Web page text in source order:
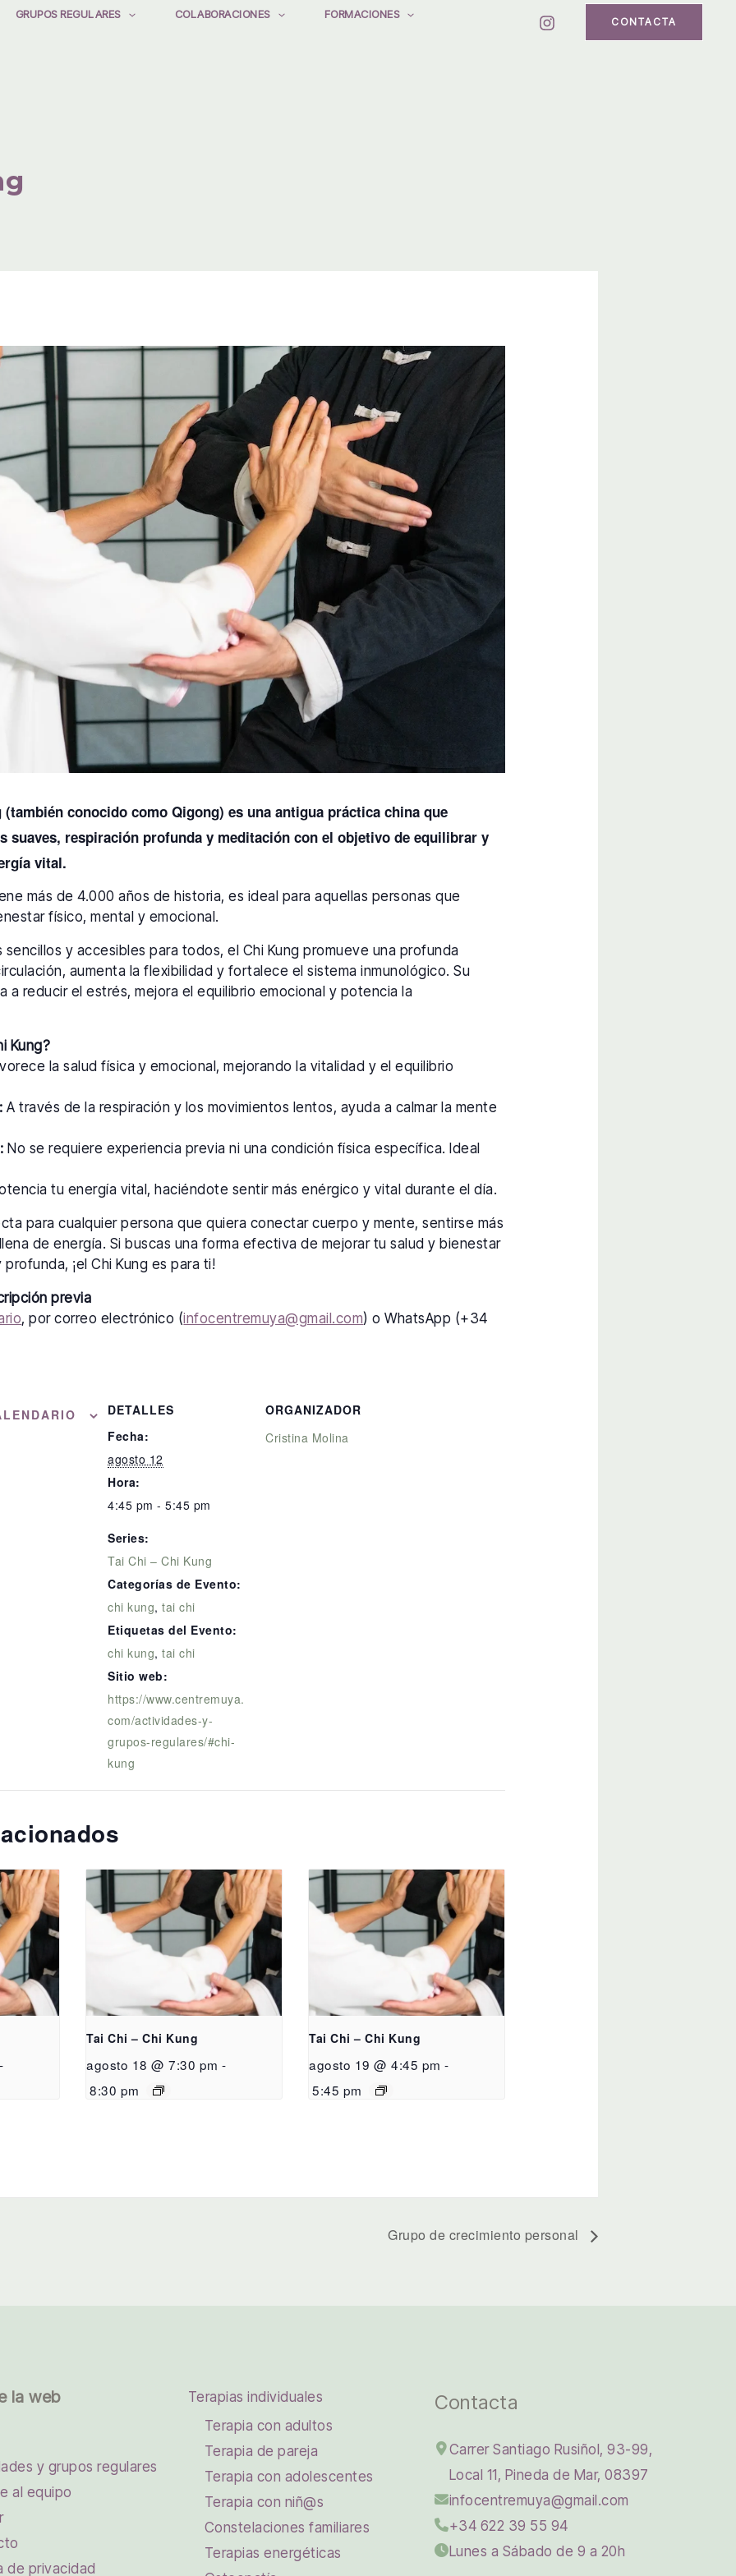
GRUPOS REGULARES COLABORACIONES
FORMACIONES
CONTACTA
(también conocido como Qigong) es una antigua práctica china que
suaves, respiración profunda y meditación con el objetivo de equilibrar y
vital.
más de 4.000 años de historia, es ideal para aquellas personas que
físico, mental y emocional.
y accesibles para todos, el Chi Kung promueve una profunda
aumenta la flexibilidad y fortalece el sistema inmunológico. Su
a reducir el estrés, mejora el equilibrio emocional y potencia la
Kung?
la salud física y emocional, mejorando la vitalidad y el equilibrio
A través de la respiración y los movimientos lentos, ayuda a calmar la mente
No se requiere experiencia previa ni una condición física específica. Ideal
tu energía vital, haciéndote sentir más enérgico y vital durante el día.
para cualquier persona que quiera conectar cuerpo y mente, sentirse más
de energía. Si buscas una forma efectiva de mejorar tu salud y bienestar
¡el Chi Kung es para ti!
previa
, por correo electrónico (infocentremuya@gmail.com) o WhatsApp (+34
DETALLES
Fecha:
agosto 12
Hora:
4:45 pm - 5:45 pm
Series:
Tai Chi – Chi Kung
Categorías de Evento:
chi kung,tai chi
Etiquetas del Evento:
chi kung,tai chi
Sitio web:
https://www.centremuya.
com/actividades-y-
grupos-regulares/#chi-
kung
ORGANIZADOR
Cristina Molina
-
Tai Chi – Chi Kung
agosto 18 @ 7:30 pm -
8:30 pm
Tai Chi – Chi Kung
agosto 19 @ 4:45 pm -
5:45 pm
Grupo de crecimiento personal
la web
y grupos regulares
al equipo
de privacidad
Terapias individuales
Terapia con adultos
Terapia de pareja
Terapia con adolescentes
Terapia con niñ@s
Constelaciones familiares
Terapias energéticas
Contacta
Carrer Santiago Rusiñol, 93-99,
Local 11, Pineda de Mar, 08397
infocentremuya@gmail.com
+34 622 39 55 94
Lunes a Sábado de 9 a 20h